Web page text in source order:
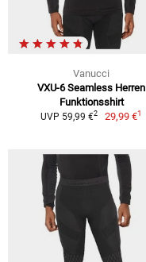
Vanucci
VXU-6 Seamless Herren
Funktionsshirt
UVP 59,99 €2 29,99 €1